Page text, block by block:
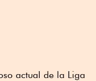
actual de la Liga